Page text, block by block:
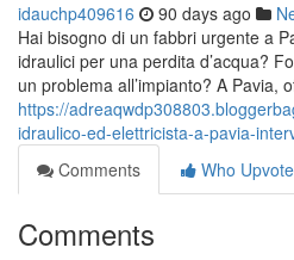
idauchp409616 90 days ago
Hai bisogno di un fabbri urgente a
idraulici per una perdita d’acqua?
un problema all’impianto? A Pavia,
https://
idraulico-ed-elettricista-a-pavia-
Comments
Who
Comments